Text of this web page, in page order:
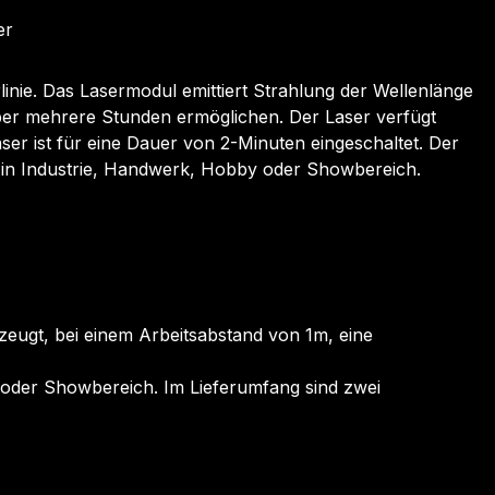
Das Lasermodul emittiert Strahlung der Wellenlänge
mehrere Stunden ermöglichen. Der Laser verfügt
ist für eine Dauer von 2-Minuten eingeschaltet. Der
Industrie, Handwerk, Hobby oder Showbereich.
bei einem Arbeitsabstand von 1m, eine
Showbereich. Im Lieferumfang sind zwei